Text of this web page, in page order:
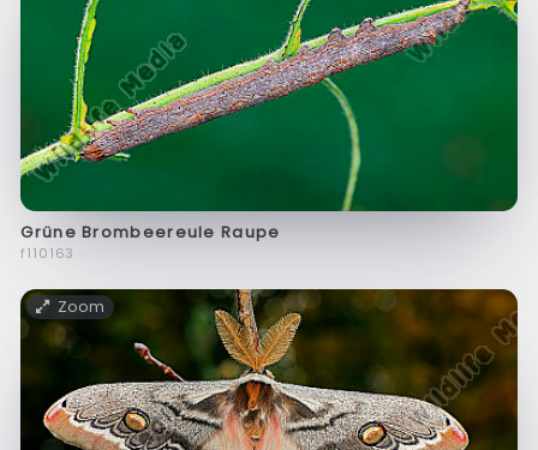
Grüne Brombeereule Raupe
f110163
Zoom